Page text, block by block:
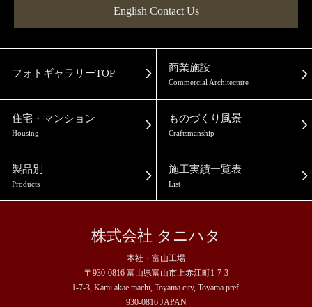
English Contact Us
フォトギャラリーTOP 商業施設
Commercial Architecture
住宅・マンション
Housing
ものづくり風景
Craftsmanship
製品別
Products
施工実績一覧表
List
株式会社 タニハタ
本社・富山工場
〒930-0816 富山県富山市上赤江町1-7-3
1-7-3, Kami akae machi, Toyama city, Toyama pref.
930-0816 JAPAN